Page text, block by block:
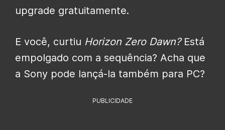
upgrade gratuitamente.
E você, curtiu Horizon Zero Dawn? Está
empolgado com a sequência? Acha que
a Sony pode lançá-la também para PC?
PUBLICIDADE